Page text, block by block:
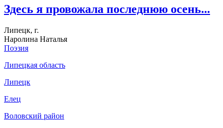
Здесь я провожала последнюю осень...
Липецк, г.
Наролина Наталья
Поэзия
Липецкая область
Липецк
Елец
Воловский район